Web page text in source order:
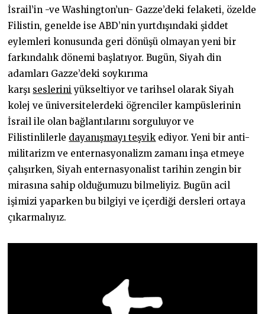
İsrail’in -ve Washington’un- Gazze’deki felaketi, özelde
Filistin, genelde ise ABD’nin yurtdışındaki şiddet
eylemleri konusunda geri dönüşü olmayan yeni bir
farkındalık dönemi başlatıyor. Bugün, Siyah din
adamları Gazze’deki soykırıma
karşı seslerini yükseltiyor ve tarihsel olarak Siyah
kolej ve üniversitelerdeki öğrenciler kampüslerinin
İsrail ile olan bağlantılarını sorguluyor ve
Filistinlilerle dayanışmayı teşvik ediyor. Yeni bir anti-
militarizm ve enternasyonalizm zamanı inşa etmeye
çalışırken, Siyah enternasyonalist tarihin zengin bir
mirasına sahip olduğumuzu bilmeliyiz. Bugün acil
işimizi yaparken bu bilgiyi ve içerdiği dersleri ortaya
çıkarmalıyız.